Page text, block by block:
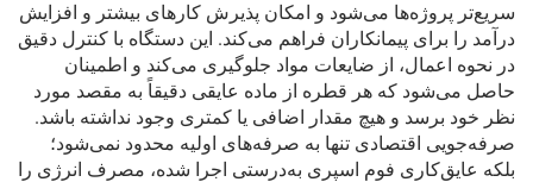
سریع‌تر پروژه‌ها می‌شود و امکان پذیرش کارهای بیشتر و افزایش
درآمد را برای پیمانکاران فراهم می‌کند. این دستگاه با کنترل دقیق
در نحوه اعمال، از ضایعات مواد جلوگیری می‌کند و اطمینان
حاصل می‌شود که هر قطره از ماده عایقی دقیقاً به مقصد مورد
نظر خود برسد و هیچ مقدار اضافی یا کمتری وجود نداشته باشد.
صرفه‌جویی اقتصادی تنها به صرفه‌های اولیه محدود نمی‌شود؛
بلکه عایق‌کاری فوم اسپری به‌درستی اجرا شده، مصرف انرژی را